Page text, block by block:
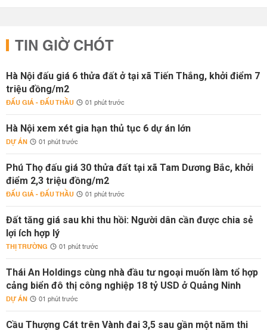
TIN GIỜ CHÓT
Hà Nội đấu giá 6 thửa đất ở tại xã Tiến Thắng, khởi điểm 7
triệu đồng/m2
ĐẤU GIÁ - ĐẤU THẦU 01 phút trước
Hà Nội xem xét gia hạn thủ tục 6 dự án lớn
DỰ ÁN 01 phút trước
Phú Thọ đấu giá 30 thửa đất tại xã Tam Dương Bắc, khởi
điểm 2,3 triệu đồng/m2
ĐẤU GIÁ - ĐẤU THẦU 01 phút trước
Đất tăng giá sau khi thu hồi: Người dân cần được chia sẻ
lợi ích hợp lý
THỊ TRƯỜNG 01 phút trước
Thái An Holdings cùng nhà đầu tư ngoại muốn làm tổ hợp
cảng biển đô thị công nghiệp 18 tỷ USD ở Quảng Ninh
DỰ ÁN 01 phút trước
Cầu Thượng Cát trên Vành đai 3,5 sau gần một năm thi